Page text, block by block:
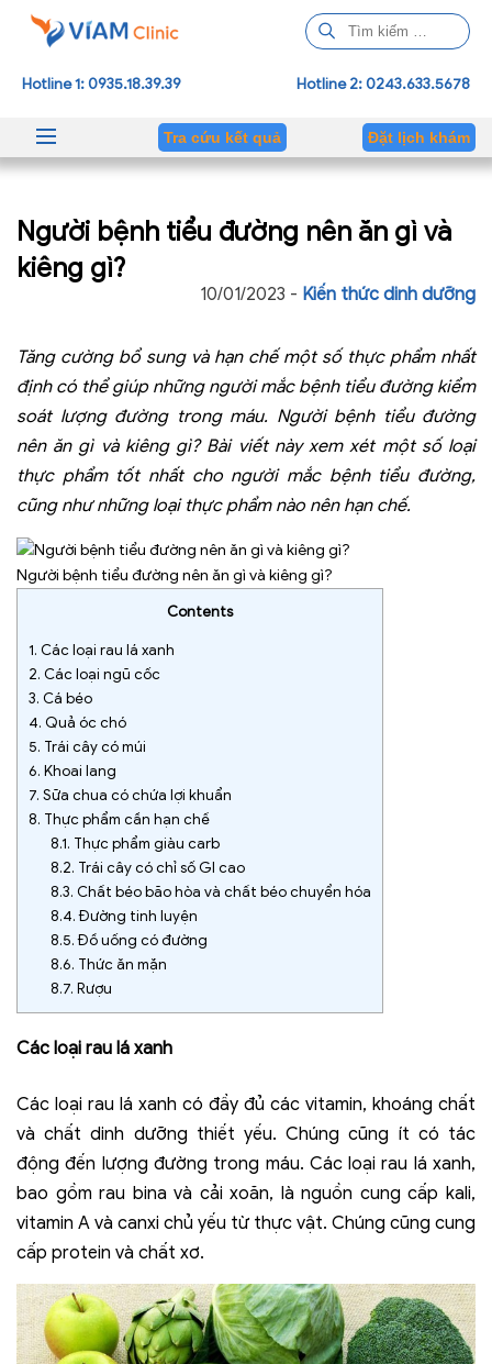
ì
m
h
Hotline 1: 0935.18.39.39 Hotline 2: 0243.633.5678
Tra cứu kết quả Đặt lịch khám
Người bệnh tiểu đường nên ăn gì và
kiêng gì?
10/01/2023 - Kiến thức dinh dưỡng
Tăng cường bổ sung và hạn chế một số thực phẩm nhất
định có thể giúp những người mắc bệnh tiểu đường kiểm
soát lượng đường trong máu. Người bệnh tiểu đường
nên ăn gì và kiêng gì? Bài viết này xem xét một số loại
thực phẩm tốt nhất cho người mắc bệnh tiểu đường,
cũng như những loại thực phẩm nào nên hạn chế.
Người bệnh tiểu đường nên ăn gì và kiêng gì?
Contents
1. Các loại rau lá xanh
2. Các loại ngũ cốc
3. Cá béo
4. Quả óc chó
5. Trái cây có múi
6. Khoai lang
7. Sữa chua có chứa lợi khuẩn
8. Thực phẩm cần hạn chế
8.1. Thực phẩm giàu carb
8.2. Trái cây có chỉ số GI cao
8.3. Chất béo bão hòa và chất béo chuyển hóa
8.4.Đường tinh luyện
8.5.Đồ uống có đường
8.6. Thức ăn mặn
8.7. Rượu
Các loại rau lá xanh
Các loại rau lá xanh có đầy đủ các vitamin, khoáng chất
và chất dinh dưỡng thiết yếu. Chúng cũng ít có tác
động đến lượng đường trong máu. Các loại rau lá xanh,
bao gồm rau bina và cải xoăn, là nguồn cung cấp kali,
vitamin A và canxi chủ yếu từ thực vật. Chúng cũng cung
cấp protein và chất xơ.